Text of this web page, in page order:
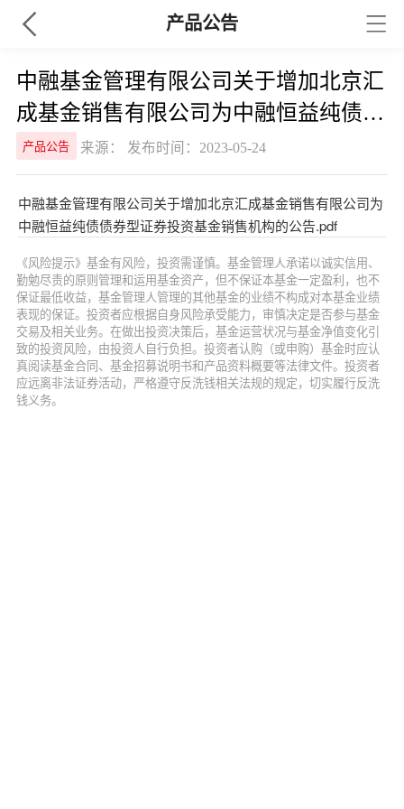
产品公告
中融基金管理有限公司关于增加北京汇
成基金销售有限公司为中融恒益纯债债
券型证券投资基金销售机构的公告
产品公告 来源： 发布时间：2023-05-24
中融基金管理有限公司关于增加北京汇成基金销售有限公司为
中融恒益纯债债券型证券投资基金销售机构的公告.pdf
《风险提示》基金有风险，投资需谨慎。基金管理人承诺以诚实信用、
勤勉尽责的原则管理和运用基金资产，但不保证本基金一定盈利，也不
保证最低收益，基金管理人管理的其他基金的业绩不构成对本基金业绩
表现的保证。投资者应根据自身风险承受能力，审慎决定是否参与基金
交易及相关业务。在做出投资决策后，基金运营状况与基金净值变化引
致的投资风险，由投资人自行负担。投资者认购（或申购）基金时应认
真阅读基金合同、基金招募说明书和产品资料概要等法律文件。投资者
应远离非法证券活动，严格遵守反洗钱相关法规的规定，切实履行反洗
钱义务。